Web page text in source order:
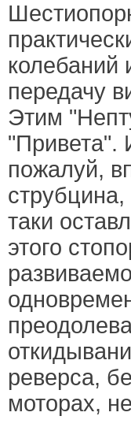
колебаний
передачу
Этим
"Привета".
пожалуй,
таки
этого
реверса,
моторах,